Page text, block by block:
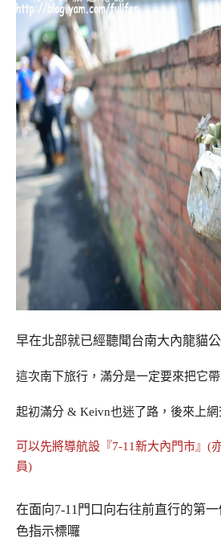
早在北部就已經聽聞台南大內龍貓
這次南下旅行，滿分是一定要來把它
起初滿分 & Keivn也迷了路，後來上網
可以先將導航設『7-11新大內門市』(
員)
在面向7-11門口向右往前直行的第
色指示標囉